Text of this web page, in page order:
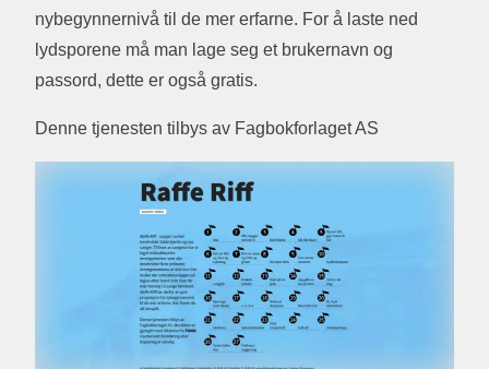
nybegynnernivå til de mer erfarne. For å laste ned
lydsporene må man lage seg et brukernavn og
passord, dette er også gratis.
Denne tjenesten tilbys av Fagbokforlaget AS